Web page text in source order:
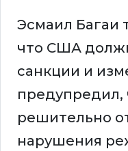
Эсмаил Багаи
что США
санкции и
предупредил,
решительно
нарушения